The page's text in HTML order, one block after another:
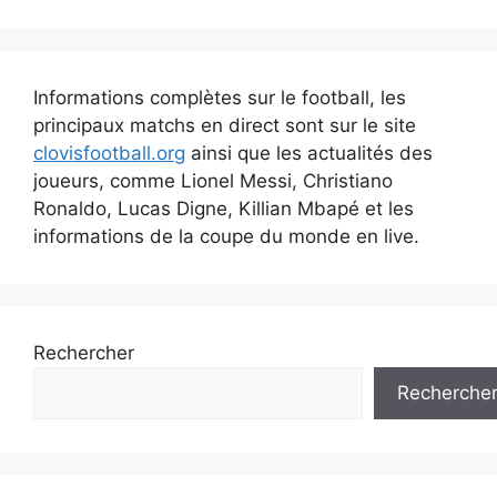
Informations complètes sur le football, les
principaux matchs en direct sont sur le site
clovisfootball.org ainsi que les actualités des
joueurs, comme Lionel Messi, Christiano
Ronaldo, Lucas Digne, Killian Mbapé et les
informations de la coupe du monde en live.
Rechercher
Rechercher